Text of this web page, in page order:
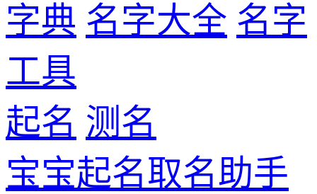
字典 名字大全 名字
工具
起名 测名
宝宝起名取名助手